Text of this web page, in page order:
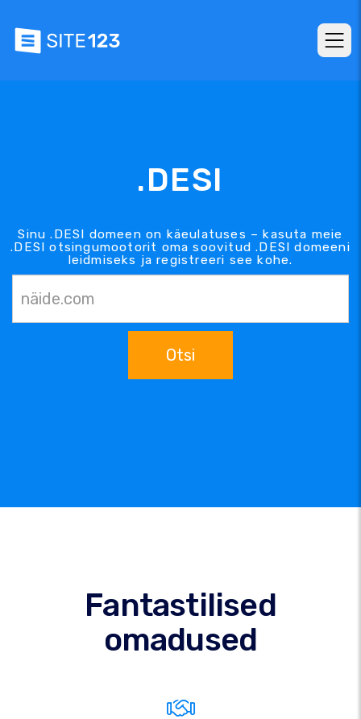
.DESI
Sinu .DESI domeen on käeulatuses – kasuta meie
.DESI otsingumootorit oma soovitud .DESI domeeni
leidmiseks ja registreeri see kohe.
Otsi
Fantastilised
omadused